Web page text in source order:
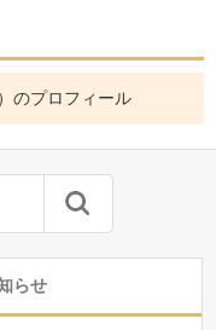
のプロフィール
らせ